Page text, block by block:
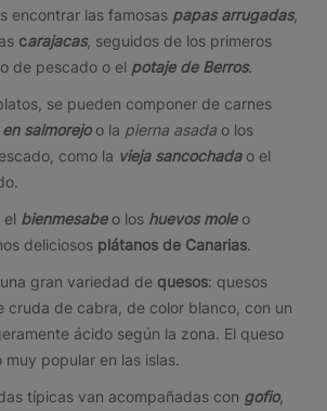
encontrar las famosas papas arrugadas,
carajacas, seguidos de los primeros
de pescado o el potaje de Berros.
se pueden componer de carnes
salmorejoo la pierna asada o los
como la vieja sancochadao el
el bienmesabeo los huevos moleo
deliciosos plátanos de Canarias.
gran variedad de quesos: quesos
cruda de cabra, de color blanco, con un
ácido según la zona. El queso
popular en las islas.
típicas van acompañadas con gofio,